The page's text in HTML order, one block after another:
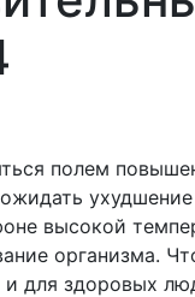
полем
высокой
организма.
и для здоровых